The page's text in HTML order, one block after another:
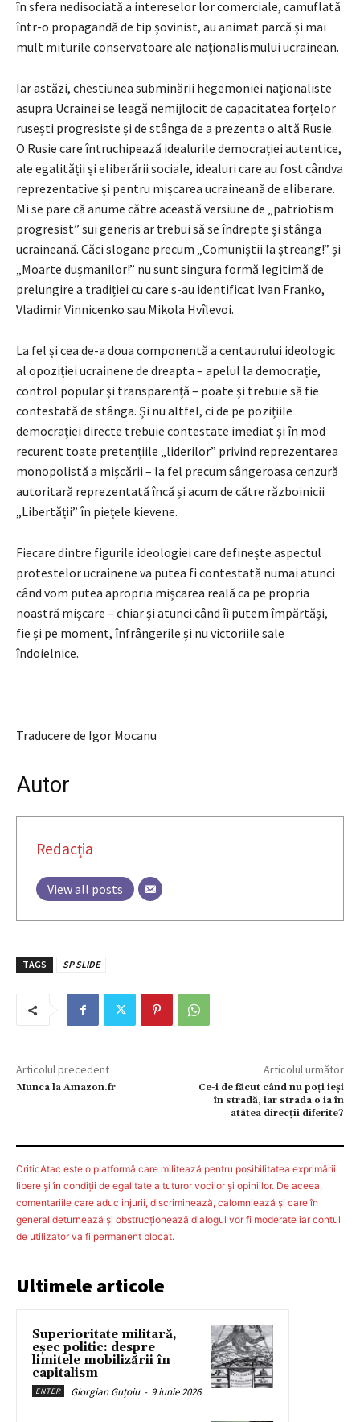
în sfera nedisociată a intereselor lor comerciale, camuflată
într-o propagandă de tip șovinist, au animat parcă și mai
mult miturile conservatoare ale naționalismului ucrainean.
Iar astăzi, chestiunea subminării hegemoniei naționaliste
asupra Ucrainei se leagă nemijlocit de capacitatea forțelor
rusești progresiste și de stânga de a prezenta o altă Rusie.
O Rusie care întruchipează idealurile democrației autentice,
ale egalității și eliberării sociale, idealuri care au fost cândva
reprezentative și pentru mișcarea ucraineană de eliberare.
Mi se pare că anume către această versiune de „patriotism
progresist” sui generis ar trebui să se îndrepte și stânga
ucraineană. Căci slogane precum „Comuniștii la ștreang!” și
„Moarte dușmanilor!” nu sunt singura formă legitimă de
prelungire a tradiției cu care s-au identificat Ivan Franko,
Vladimir Vinnicenko sau Mikola Hvîlevoi.
La fel și cea de-a doua componentă a centaurului ideologic
al opoziției ucrainene de dreapta – apelul la democrație,
control popular și transparență – poate și trebuie să fie
contestată de stânga. Și nu altfel, ci de pe pozițiile
democrației directe trebuie contestate imediat și în mod
recurent toate pretențiile „liderilor” privind reprezentarea
monopolistă a mișcării – la fel precum sângeroasa cenzură
autoritară reprezentată încă și acum de către războinicii
„Libertății” în piețele kievene.
Fiecare dintre figurile ideologiei care definește aspectul
protestelor ucrainene va putea fi contestată numai atunci
când vom putea apropria mișcarea reală ca pe propria
noastră mișcare – chiar și atunci când îi putem împărtăși,
fie și pe moment, înfrângerile și nu victoriile sale
îndoielnice.
Traducere de Igor Mocanu
Autor
Redacția
View all posts
TAGS SP SLIDE
Articolul precedent
Munca la Amazon.fr
Articolul următor
Ce-i de făcut când nu poți ieși
în stradă, iar strada o ia în
atâtea direcții diferite?
CriticAtac este o platformă care militează pentru posibilitatea exprimării
libere şi în condiţii de egalitate a tuturor vocilor şi opiniilor. De aceea,
comentariile care aduc injurii, discriminează, calomniează şi care în
general deturnează şi obstrucţionează dialogul vor fi moderate iar contul
de utilizator va fi permanent blocat.
Ultimele articole
Superioritate militară,
eșec politic: despre
limitele mobilizării în
capitalism
ENTER Giorgian Guțoiu - 9 iunie 2026